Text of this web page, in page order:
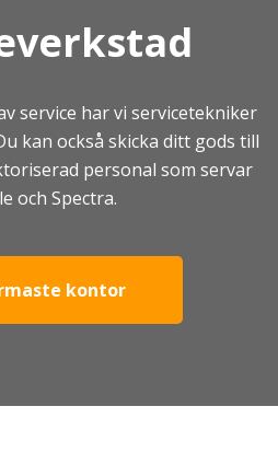
service har vi servicetekniker
kan också skicka ditt gods till
personal som servar
och Spectra.
kontor